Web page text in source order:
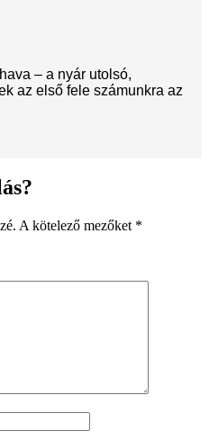
– a nyár utolsó,
az első fele számunkra az
A kötelező mezőket *